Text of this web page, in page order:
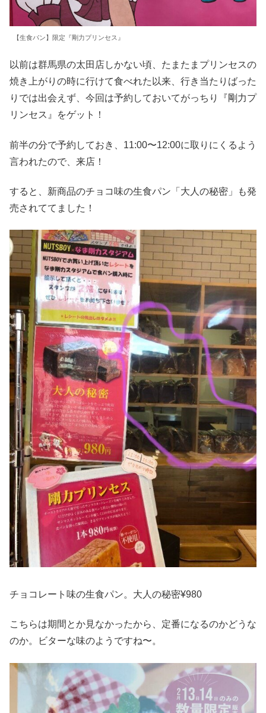
【生食パン】限定『剛力プリンセス』
以前は群馬県の太田店しかない頃、たまたまプリンセスの
焼き上がりの時に行けて食べれた以来、行き当たりばった
りでは出会えず、今回は予約しておいてがっちり『剛力プ
リンセス』をゲット！
前半の分で予約しておき、11:00〜12:00に取りにくるよう
言われたので、来店！
すると、新商品のチョコ味の生食パン「大人の秘密」も発
売されててました！
チョコレート味の生食パン。大人の秘密¥980
こちらは期間とか見なかったから、定番になるのかどうな
のか。ビターな味のようですね〜。